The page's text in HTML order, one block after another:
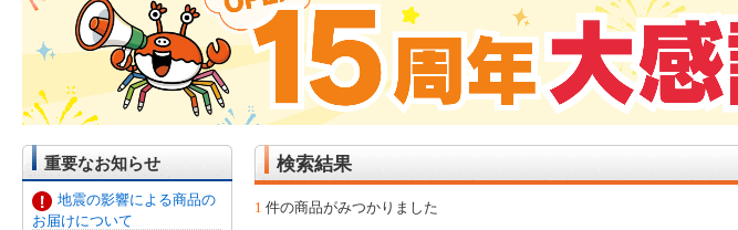
重要なお知らせ
地震の影響による商品の
お届けについて
検索結果
1 件の商品がみつかりました